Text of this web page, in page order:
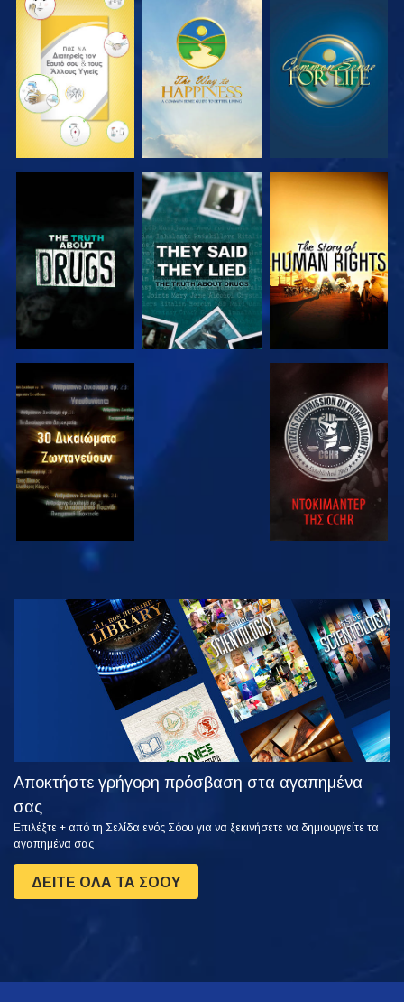
ΠΑΡΑΚΟΛΟΥΘΗΣΤΕ ΠΑΡΑΚΟΛΟΥΘΗΣΤΕ ΠΑΡΑΚΟΛΟΥΘΗΣΤΕ
ΠΑΡΑΚΟΛΟΥΘΗΣΤΕ ΠΑΡΑΚΟΛΟΥΘΗΣΤΕ ΠΑΡΑΚΟΛΟΥΘΗΣΤΕ
ΠΑΡΑΚΟΛΟΥΘΗΣΤΕ ΠΑΡΑΚΟΛΟΥΘΗΣΤΕ
ΠΑΡΑΚΟΛΟΥΘΗΣΤΕ
ΕΞΕΡΕΥΝΗΣΤΕ
ΤΗ ΣΕΙΡΑ
Αποκτήστε γρήγορη πρόσβαση στα αγαπημένα
σας
Επιλέξτε + από τη Σελίδα ενός Σόου για να ξεκινήσετε να δημιουργείτε τα
αγαπημένα σας
ΔΕΙΤΕ ΟΛΑ ΤΑ ΣΟΟΥ